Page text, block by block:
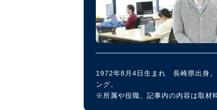
1972年8月4日生まれ 長崎県出身。
ング。
※所属や役職、記事内の内容は取材